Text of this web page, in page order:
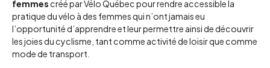
femmescréé par Vélo Québec pour rendre accessible la
pratique du vélo à des femmes qui n’ont jamais eu
l’opportunité d’apprendre et leur permettre ainsi de découvrir
les joies du cyclisme, tant comme activité de loisir que comme
mode de transport.